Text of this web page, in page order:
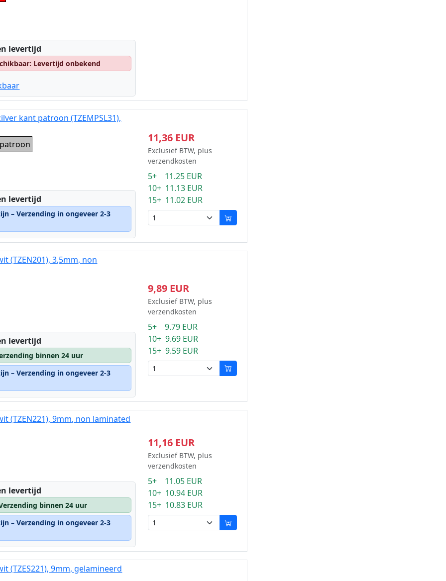
levertijd
Levertijd onbekend
kant patroon (TZEMPSL31),
levertijd
– Verzending in ongeveer 2-3
11,36 EUR
Exclusief BTW, plus
verzendkosten
5+ 11.25 EUR
10+ 11.13 EUR
15+ 11.02 EUR
(TZEN201), 3,5mm, non
levertijd
binnen 24 uur
– Verzending in ongeveer 2-3
9,89 EUR
Exclusief BTW, plus
verzendkosten
5+ 9.79 EUR
10+ 9.69 EUR
15+ 9.59 EUR
(TZEN221), 9mm, non laminated
levertijd
binnen 24 uur
– Verzending in ongeveer 2-3
11,16 EUR
Exclusief BTW, plus
verzendkosten
5+ 11.05 EUR
10+ 10.94 EUR
15+ 10.83 EUR
(TZES221), 9mm, gelamineerd